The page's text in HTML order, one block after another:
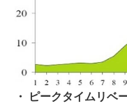
・ ピークタイムリベ